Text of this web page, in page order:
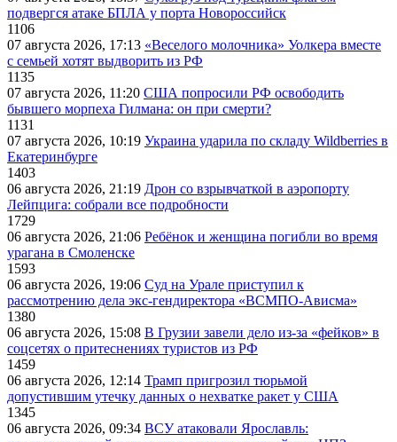
подвергся атаке БПЛА у порта Новороссийск
1106
07 августа 2026, 17:13 «Веселого молочника» Уолкера вместе
с семьей хотят выдворить из РФ
1135
07 августа 2026, 11:20 США попросили РФ освободить
бывшего морпеха Гилмана: он при смерти?
1131
07 августа 2026, 10:19 Украина ударила по складу Wildberries в
Екатеринбурге
1403
06 августа 2026, 21:19 Дрон со взрывчаткой в аэропорту
Лейпцига: собрали все подробности
1729
06 августа 2026, 21:06 Ребёнок и женщина погибли во время
урагана в Смоленске
1593
06 августа 2026, 19:06 Суд на Урале приступил к
рассмотрению дела экс-гендиректора «ВСМПО-Ависма»
1380
06 августа 2026, 15:08 В Грузии завели дело из-за «фейков» в
соцсетях о притеснениях туристов из РФ
1459
06 августа 2026, 12:14 Трамп пригрозил тюрьмой
допустившим утечку данных о нехватке ракет у США
1345
06 августа 2026, 09:34 ВСУ атаковали Ярославль: